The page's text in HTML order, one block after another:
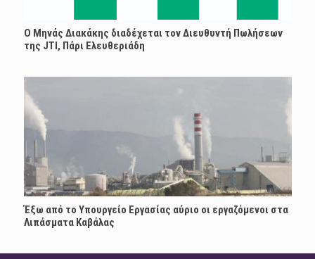
O Μηνάς Διακάκης διαδέχεται τον Διευθυντή Πωλήσεων
της JTI, Πάρι Ελευθεριάδη
Έξω από το Υπουργείο Εργασίας αύριο οι εργαζόμενοι στα
Λιπάσματα Καβάλας